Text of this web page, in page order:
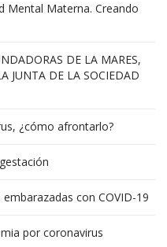
Mental Materna. Creando
DE LA MARES,
JUNTA DE LA SOCIEDAD
¿cómo afrontarlo?
con COVID-19
por coronavirus